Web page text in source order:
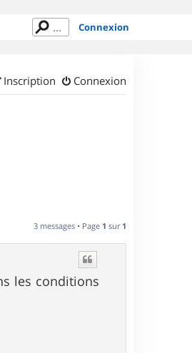
Connexion
Connexion
Inscription
3 messages • Page 1 sur 1
les conditions